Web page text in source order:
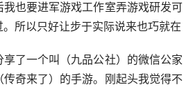
也要进军游戏工作室弄游戏研发可
所以只好让步于实际说来也巧就在
了一个叫（九品公社）的微信公家
奇来了）的手游。刚起头我觉得不